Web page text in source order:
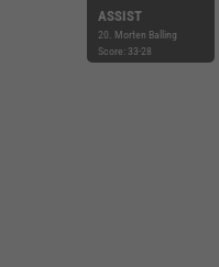
ASSIST
20. Morten Balling
Score: 33-28